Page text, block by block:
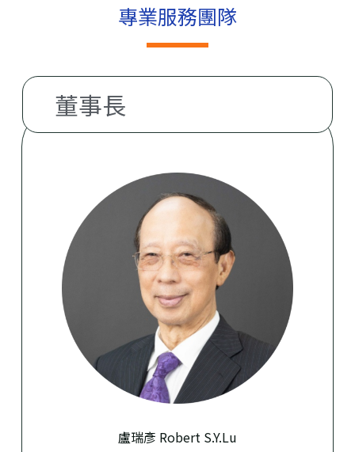
專業服務團隊
董事長
盧瑞彥 Robert S.Y.Lu